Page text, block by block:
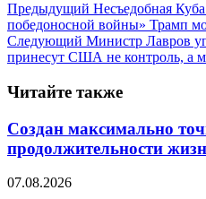
Предыдущий Несъедобная
победоносной войны» Трамп
Следующий Министр Лавров
принесут США не контроль, а
Читайте также
Создан максимально
продолжительности
07.08.2026